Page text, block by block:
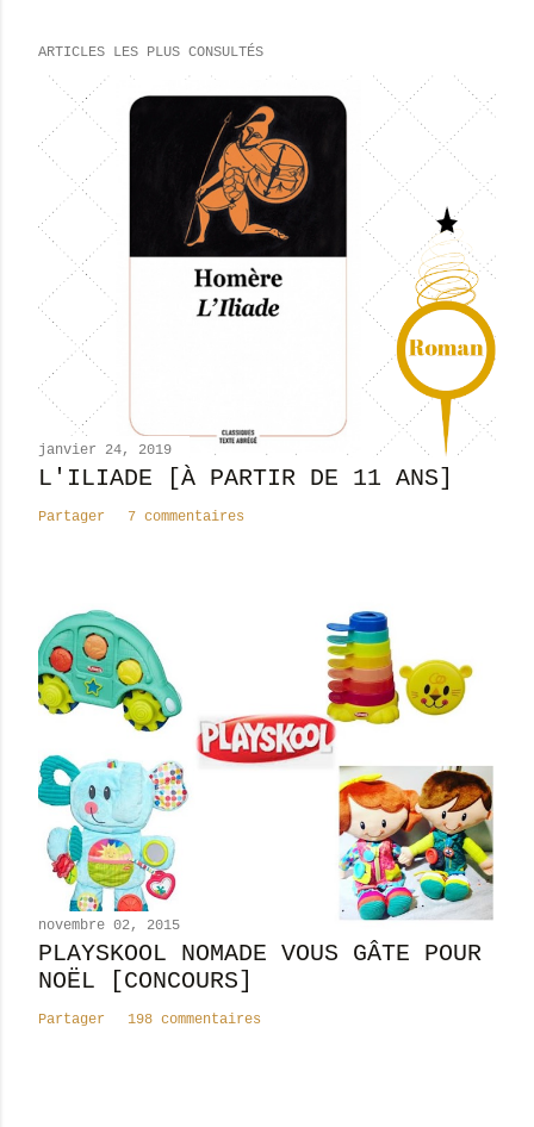
ARTICLES LES PLUS CONSULTÉS
janvier 24, 2019
L'ILIADE [À PARTIR DE 11 ANS]
Partager 7 commentaires
novembre 02, 2015
PLAYSKOOL NOMADE VOUS GÂTE POUR
NOËL [CONCOURS]
Partager 198 commentaires